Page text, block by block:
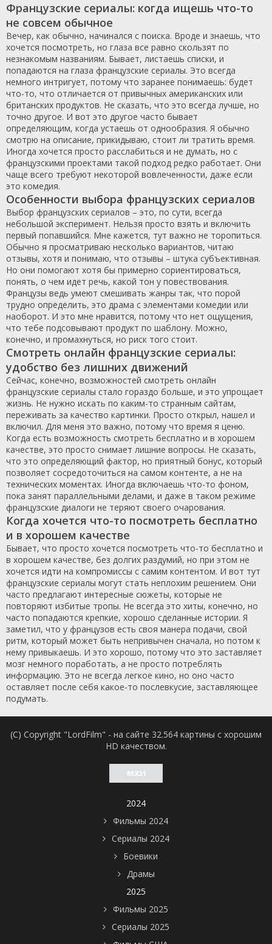
Французские сериалы: когда ищешь что-то
не совсем обычное
Вечер, как обычно, начинался с поиска. Вроде и знаешь, что
хочется посмотреть, но глаза все равно скользят по
незнакомым названиям. Бывает, листаешь списки, и
попадаются на глаза французские сериалы. Это всегда
немного интригует, потому что заранее понимаешь: будет
что-то, что отличается от привычных американских или
британских продуктов. Не сказать, что это всегда лучше, но
точно другое. И вот это другое часто бывает
определяющим, когда устаешь от однообразия. Я обычно
смотрю на описание, прикидываю, стоит ли тратить время.
Иногда хочется просто расслабиться и не думать, но с
французскими проектами такой подход редко работает. Они
чаще всего требуют некоторой вовлеченности, даже если
это комедия.
Особенности выбора французских сериалов
Выбор французских сериалов – это, по сути, всегда
небольшой эксперимент. Нельзя просто взять и включить
первый попавшийся. Мне кажется, тут важно не торопиться.
Обычно я просматриваю несколько вариантов, читаю
отзывы, хотя и понимаю, что отзывы – штука субъективная.
Но они помогают хотя бы примерно сориентироваться,
понять, о чем идет речь, какой тон у повествования.
Французы ведь умеют смешивать жанры так, что порой
трудно определить, это драма с элементами комедии или
наоборот. И это мне нравится, потому что нет ощущения,
что тебе подсовывают продукт по шаблону. Можно,
конечно, и промахнуться, но риск того стоит.
Смотреть онлайн французские сериалы:
удобство без лишних движений
Сейчас, конечно, возможностей смотреть онлайн
французские сериалы стало гораздо больше, и это упрощает
жизнь. Не нужно искать по каким-то странным сайтам,
переживать за качество картинки. Просто открыл, нашел и
включил. Для меня это важно, потому что время я ценю.
Когда есть возможность смотреть бесплатно и в хорошем
качестве, это просто снимает лишние вопросы. Не сказать,
что это определяющий фактор, но приятный бонус, который
позволяет сосредоточиться на самом контенте, а не на
технических моментах. Иногда включаешь что-то фоном,
пока занят параллельными делами, и даже в таком режиме
французские диалоги не теряют своего очарования.
Когда хочется что-то посмотреть бесплатно
и в хорошем качестве
Бывает, что просто хочется посмотреть что-то бесплатно и
в хорошем качестве, без долгих раздумий, но при этом не
хочется идти на компромиссы с самим контентом. И вот тут
французские сериалы могут стать неплохим решением. Они
часто предлагают интересные сюжеты, которые не
повторяют избитые тропы. Не всегда это хиты, конечно, но
часто попадаются крепкие, хорошо сделанные истории. Я
заметил, что у французов есть своя манера подачи, свой
ритм, который может быть непривычен сначала, но потом к
нему привыкаешь. И это хорошо, потому что это заставляет
мозг немного поработать, а не просто потреблять
информацию. Это не всегда легкое кино, но оно часто
оставляет после себя какое-то послевкусие, заставляющее
подумать.
(C) Copyright "LordFilm" - на сайте 32.564 картины с хорошим
HD качеством.
2024
Фильмы 2024
Сериалы 2024
Боевики
Драмы
2025
Фильмы 2025
Сериалы 2025